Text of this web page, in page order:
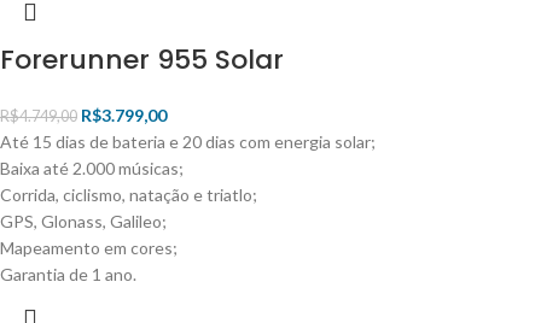
Forerunner 955 Solar
R$4.749,00 R$3.799,00
Até 15 dias de bateria e 20 dias com energia solar;
Baixa até 2.000 músicas;
Corrida, ciclismo, natação e triatlo;
GPS, Glonass, Galileo;
Mapeamento em cores;
Garantia de 1 ano.